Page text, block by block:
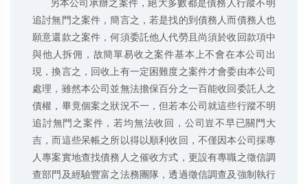
追討無門之案件，簡言之，若是找的到債務人而債務人也
願意還款之案件，何須委託他人代勞且尚須於收回款項中
與他人拆佣，故簡單易收之案件基本上不會在本公司出
現，換言之，回收上有一定困難度之案件才會委由本公司
處理，雖然本公司並無法擔保百分之一百能收回委託人之
債權，畢竟個案之狀況不一，但若本公司就這些行蹤不明
追討無門之案件，若均無法收回，公司豈不早已關門大
吉，而這些呆帳之所以得以順利收回，不僅因本公司採專
人專案實地查找債務人之催收方式，更設有專職之徵信調
查部門及經驗豐富之法務團隊，透過徵信調查及強制執行